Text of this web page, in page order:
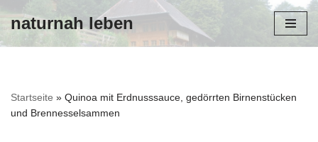
Zum
naturnah leben
Startseite » Quinoa mit Erdnusssauce, gedörrten Birnenstücken
und Brennesselsammen